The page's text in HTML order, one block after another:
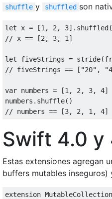
shuffle y shuffled son
let x = [1 , 2 , 3]. shuffled
let fiveStrings = stride(
var numbers = [1 , 2 , 3, 4]
numbers . shuffle()
// numbers == [3, 2 , 1 , 4]
Swift 4.0 y
Estas extensiones agregan
buffers mutables inseguros)
extension MutableCollection